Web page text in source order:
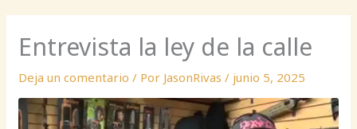
Entrevista la ley de la calle
Deja un comentario / Por JasonRivas/ junio 5, 2025